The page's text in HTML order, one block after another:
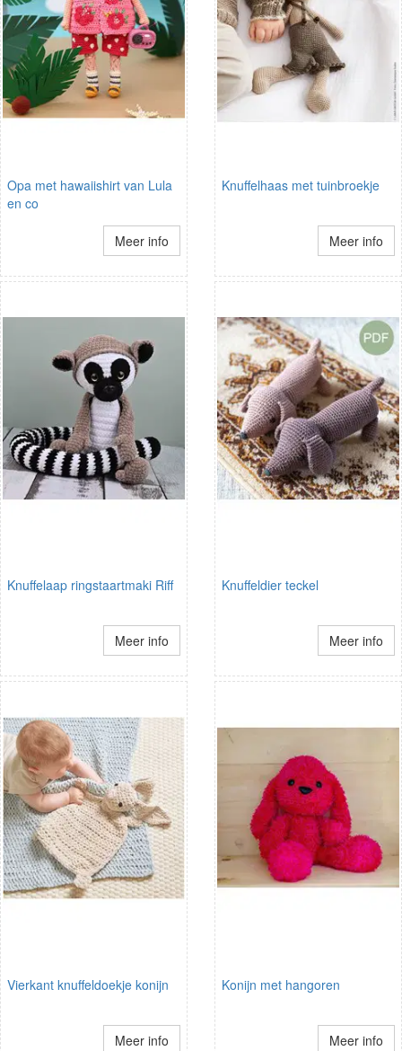
Opa met hawaiishirt van Lula
en co
Meer info
Knuffelhaas met tuinbroekje
Meer info
Knuffelaap ringstaartmaki Riff
Meer info
Knuffeldier teckel
Meer info
Vierkant knuffeldoekje konijn
Meer info
Konijn met hangoren
Meer info